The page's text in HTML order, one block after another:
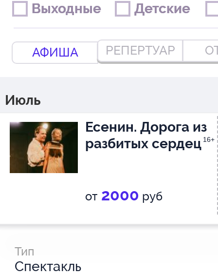
АФИША РЕПЕРТУАР
Выходные
Выходные Детские
Детские
Июль
Есенин. Дорога из
разбитых сердец 16+
от 2000 руб
Тип
Спектакль